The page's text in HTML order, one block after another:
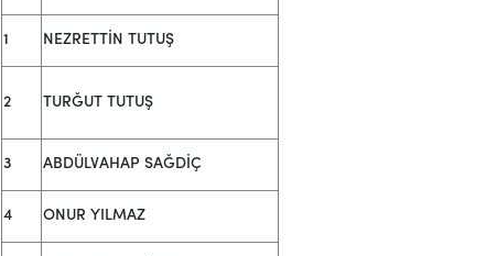
1 NEZRETTİN TUTUŞ
2 TURĞUT TUTUŞ
3 ABDÜLVAHAP SAĞDİÇ
4 ONUR YILMAZ